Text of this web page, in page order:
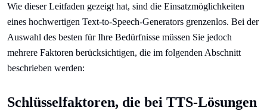
Wie dieser Leitfaden gezeigt hat, sind die Einsatzmöglichkeiten
eines hochwertigen Text-to-Speech-Generators grenzenlos. Bei der
Auswahl des besten für Ihre Bedürfnisse müssen Sie jedoch
mehrere Faktoren berücksichtigen, die im folgenden Abschnitt
beschrieben werden:
Schlüsselfaktoren, die bei TTS-Lösungen